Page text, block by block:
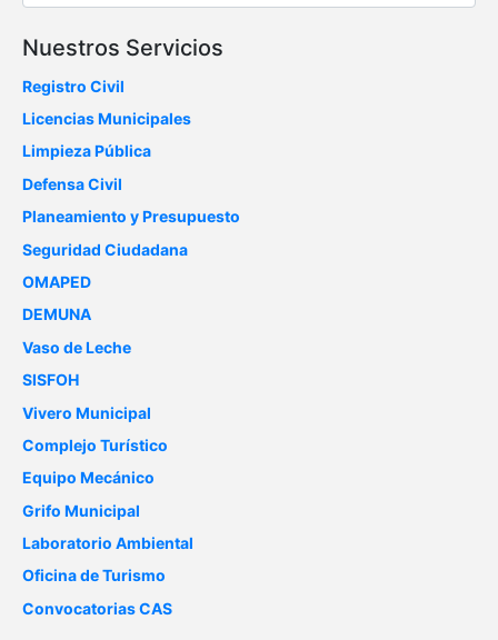
Nuestros Servicios
Registro Civil
Licencias Municipales
Limpieza Pública
Defensa Civil
Planeamiento y Presupuesto
Seguridad Ciudadana
OMAPED
DEMUNA
Vaso de Leche
SISFOH
Vivero Municipal
Complejo Turístico
Equipo Mecánico
Grifo Municipal
Laboratorio Ambiental
Oficina de Turismo
Convocatorias CAS